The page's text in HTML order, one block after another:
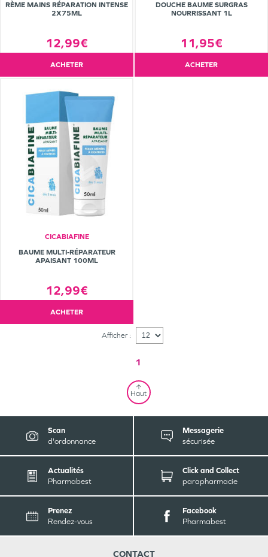
RÈME MAINS RÉPARATION INTENSE
2X75ML
12,99€
ACHETER
DOUCHE BAUME SURGRAS
NOURRISSANT 1L
11,95€
ACHETER
CICABIAFINE
BAUME MULTI-RÉPARATEUR
APAISANT 100ML
12,99€
ACHETER
Afficher :
1
Haut
Scan
d'ordonnance
Messagerie
sécurisée
Actualités
Pharmabest
Click and Collect
parapharmacie
Prenez
Rendez-vous
Facebook
Pharmabest
CONTACT